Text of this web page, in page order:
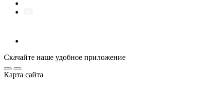
Скачайте наше удобное приложение
Карта сайта